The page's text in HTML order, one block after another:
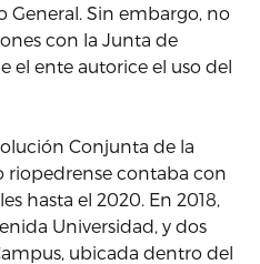
General. Sin embargo, no
con la Junta de
el ente autorice el uso del
Conjunta de la
riopedrense contaba con
hasta el 2020. En 2018,
Universidad, y dos
ubicada dentro del